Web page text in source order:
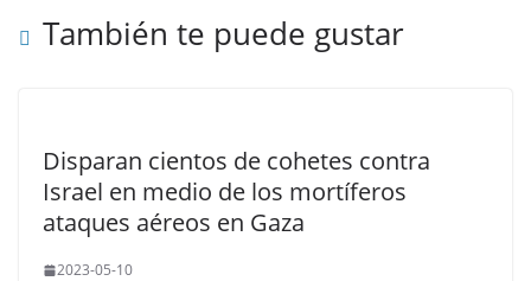
También te puede gustar
Disparan cientos de cohetes contra
Israel en medio de los mortíferos
ataques aéreos en Gaza
2023-05-10